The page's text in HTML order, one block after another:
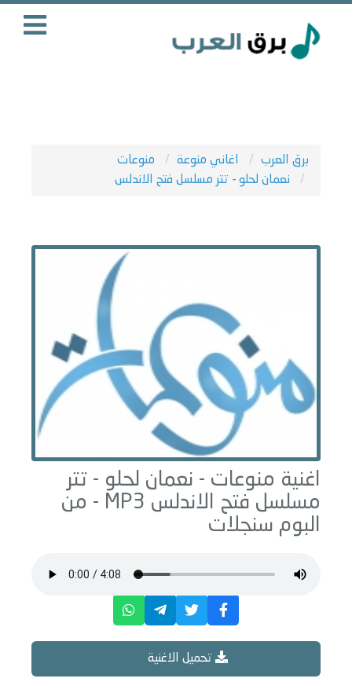
برق العرب اغاني منوعة
منوعات
نعمان لحلو - تتر مسلسل فتح الاندلس
اغنية منوعات - نعمان لحلو - تتر
مسلسل فتح الاندلس
MP3 - من
البوم سنجلات
تحميل الاغنية